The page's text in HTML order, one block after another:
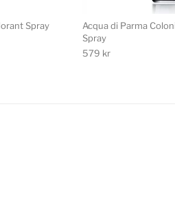
Spray
Acqua di Parma
Spray
579 kr